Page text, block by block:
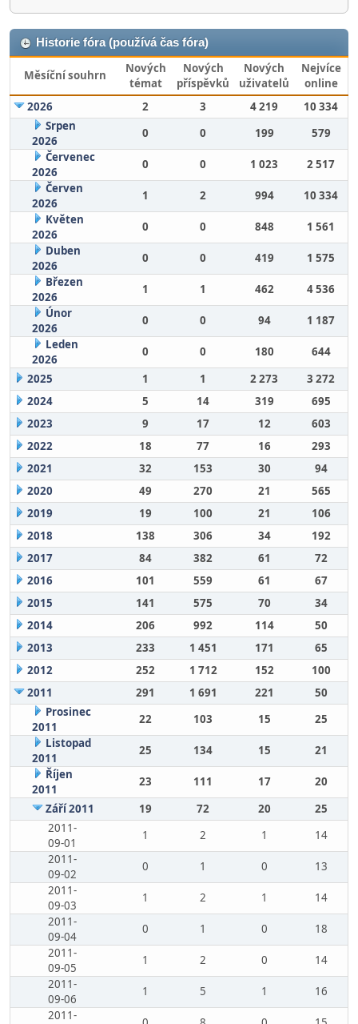
Historie fóra (používá čas fóra)
Měsíční souhrn
Nových
témat
Nových
příspěvků
Nových
uživatelů
Nejvíce
online
2026
2 3 4 219
10 334
Srpen
2026
0 0 199
579
Červenec
2026
0 0 1 023
2 517
Červen
2026
1 2 994
10 334
Květen
2026
0 0 848
1 561
Duben
2026
0 0 419
1 575
Březen
2026
1 1 462
4 536
Únor
2026
0 0 94
1 187
Leden
2026
0 0 180
644
2025
1 1 2 273
3 272
2024
5 14 319
695
2023
9 17 12
603
2022
18 77 16
293
2021
32 153 30
94
2020
49 270 21
565
2019
19 100 21
106
2018
138 306 34
192
2017
84 382 61
72
2016
101 559 61
67
2015
141 575 70
34
2014
206 992 114
50
2013
233 1 451 171
65
2012
252 1 712 152
100
2011
291 1 691 221
50
Prosinec
2011
22 103 15
25
Listopad
2011
25 134 15
21
Říjen
2011
23 111 17
20
Září 2011
19 72 20
25
2011-
09-01
1 2 1
14
2011-
09-02
0 1 0
13
2011-
09-03
1 2 1
14
2011-
09-04
0 1 0
18
2011-
09-05
1 2 0
14
2011-
09-06
1 5 1
16
2011-